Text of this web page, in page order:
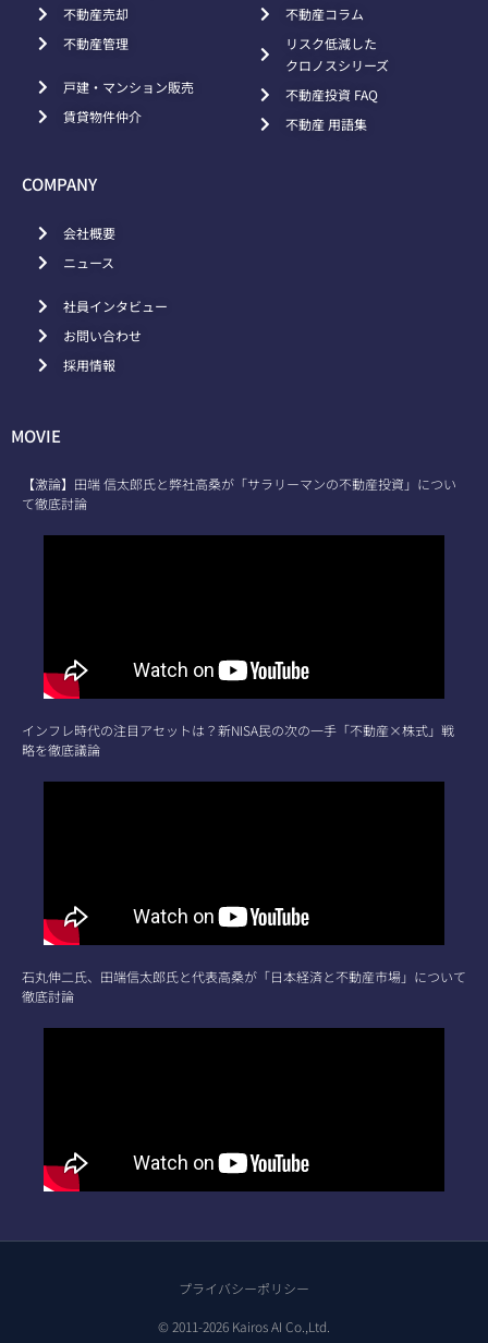
不動産売却
不動産管理
戸建・マンション販売
賃貸物件仲介
不動産コラム
リスク低減した
クロノスシリーズ
不動産投資 FAQ
不動産 用語集
COMPANY
会社概要
ニュース
社員インタビュー
お問い合わせ
採用情報
MOVIE
【激論】田端 信太郎氏と弊社高桑が「サラリーマンの不動産投資」につい
て徹底討論
インフレ時代の注目アセットは？新NISA民の次の一手「不動産×株式」戦
略を徹底議論
石丸伸二氏、田端信太郎氏と代表高桑が「日本経済と不動産市場」について
徹底討論
© 2011-2026 Kairos AI Co.,Ltd.
プライバシーポリシー